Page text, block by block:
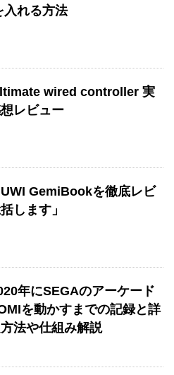
入れる方法
wired controller 実
レビュー
GemiBookを徹底レビ
します」
年にSEGAのアーケード
を動かすまでの記録と詳
法や仕組み解説